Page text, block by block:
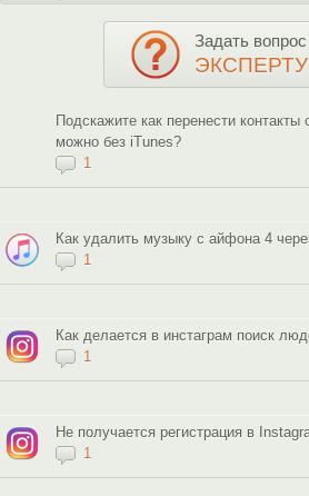
Задать вопрос
ЭКСПЕРТУ
Подскажите как перенести
можно без iTunes?
1
Как удалить музыку с айфона 4
1
Как делается в инстаграм поиск
1
Не получается регистрация в
1